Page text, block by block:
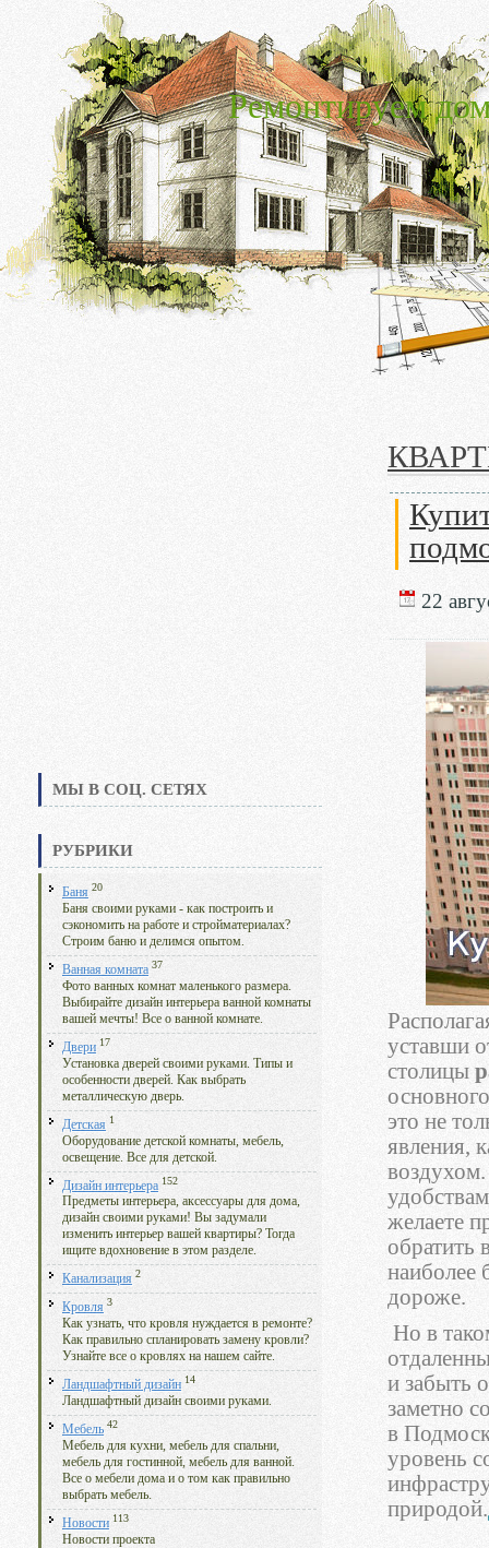
Ремонтируем
МЫ В СОЦ. СЕТЯХ
РУБРИКИ
Баня 20
Баня своими руками - как построить и
сэкономить на работе и стройматериалах?
Строим баню и делимся опытом.
Ванная комната 37
Фото ванных комнат маленького размера.
Выбирайте дизайн интерьера ванной комнаты
вашей мечты! Все о ванной комнате.
Двери 17
Установка дверей своими руками. Типы и
особенности дверей. Как выбрать
металлическую дверь.
Детская 1
Оборудование детской комнаты, мебель,
освещение. Все для детской.
Дизайн интерьера 152
Предметы интерьера, аксессуары для дома,
дизайн своими руками! Вы задумали
изменить интерьер вашей квартиры? Тогда
ищите вдохновение в этом разделе.
Канализация 2
Кровля 3
Как узнать, что кровля нуждается в ремонте?
Как правильно спланировать замену кровли?
Узнайте все о кровлях на нашем сайте.
Ландшафтный дизайн 14
Ландшафтный дизайн своими руками.
Мебель 42
Мебель для кухни, мебель для спальни,
мебель для гостинной, мебель для ванной.
Все о мебели дома и о том как правильно
выбрать мебель.
Новости 113
Новости проекта
22
уставши
столицы
это не
явления,
желаете
обратить
наиболее
дороже.
Но в
и забыть
заметно
в
уровень
природой.